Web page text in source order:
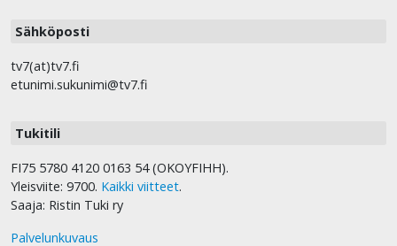
Sähköposti
tv7(at)tv7.fi
etunimi.sukunimi@tv7.fi
Tukitili
FI75 5780 4120 0163 54 (OKOYFIHH).
Yleisviite: 9700. Kaikki viitteet.
Saaja: Ristin Tuki ry
Palvelunkuvaus